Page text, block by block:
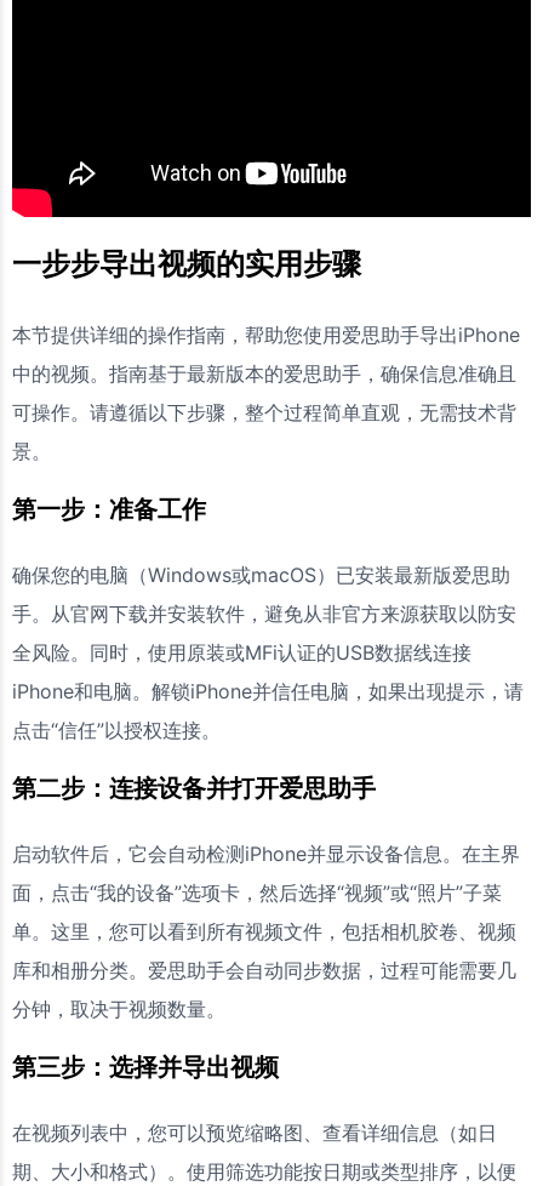
一步步导出视频的实用步骤
本节提供详细的操作指南，帮助您使用爱思助手导出iPhone
中的视频。指南基于最新版本的爱思助手，确保信息准确且
可操作。请遵循以下步骤，整个过程简单直观，无需技术背
景。
第一步：准备工作
确保您的电脑（Windows或macOS）已安装最新版爱思助
手。从官网下载并安装软件，避免从非官方来源获取以防安
全风险。同时，使用原装或MFi认证的USB数据线连接
iPhone和电脑。解锁iPhone并信任电脑，如果出现提示，请
点击“信任”以授权连接。
第二步：连接设备并打开爱思助手
启动软件后，它会自动检测iPhone并显示设备信息。在主界
面，点击“我的设备”选项卡，然后选择“视频”或“照片”子菜
单。这里，您可以看到所有视频文件，包括相机胶卷、视频
库和相册分类。爱思助手会自动同步数据，过程可能需要几
分钟，取决于视频数量。
第三步：选择并导出视频
在视频列表中，您可以预览缩略图、查看详细信息（如日
期、大小和格式）。使用筛选功能按日期或类型排序，以便